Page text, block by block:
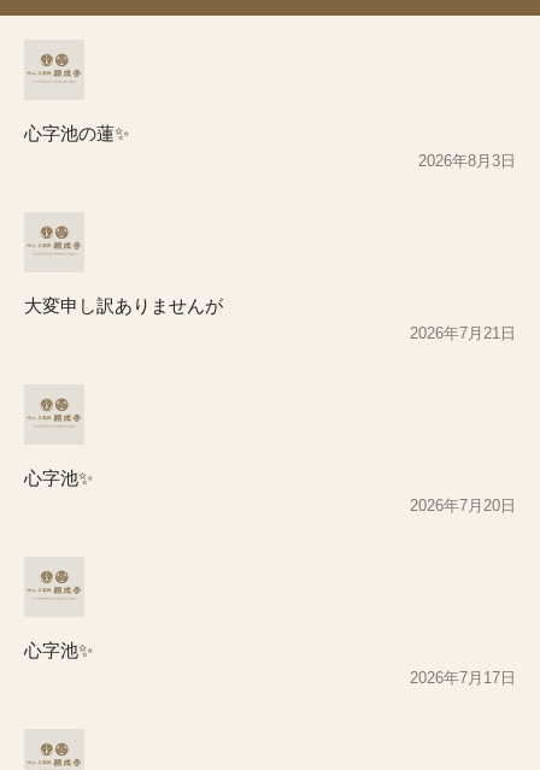
心字池の蓮✨
2026年8月3日
大変申し訳ありませんが
2026年7月21日
心字池✨
2026年7月20日
心字池✨
2026年7月17日